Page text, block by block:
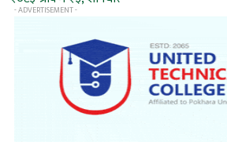
- ADVERTISEMENT -